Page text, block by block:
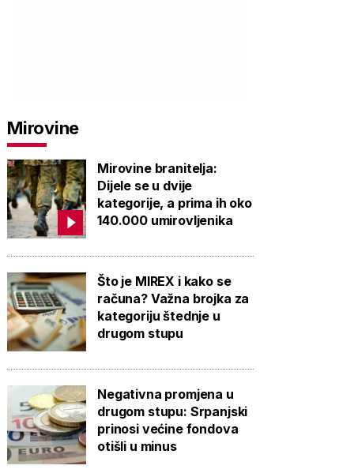
Mirovine
Mirovine branitelja:
Dijele se u dvije
kategorije, a prima ih oko
140.000 umirovljenika
Što je MIREX i kako se
računa? Važna brojka za
kategoriju štednje u
drugom stupu
Negativna promjena u
drugom stupu: Srpanjski
prinosi većine fondova
otišli u minus